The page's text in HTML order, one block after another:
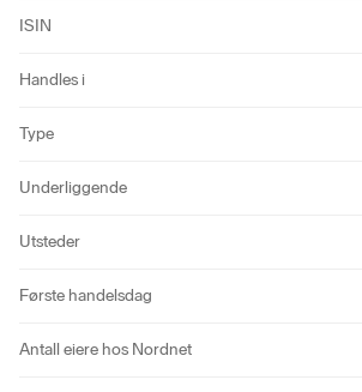
ISIN
Handles i
Type
Underliggende
Utsteder
Første handelsdag
Antall eiere hos Nordnet